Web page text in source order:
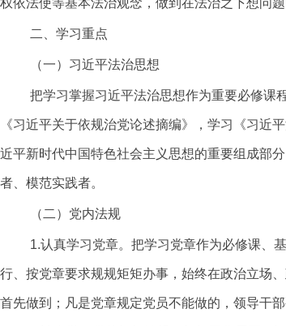
权依法使等基本法治观念，做到在法治之下想问题
二、学习重点
（一）习近平法治思想
把学习掌握习近平法治思想作为重要必修课
《习近平关于依规治党论述摘编》，学习《习近
近平新时代中国特色社会主义思想的重要组成部
者、模范实践者。
（二）党内法规
1.认真学习党章。把学习党章作为必修课、
行、按党章要求规规矩矩办事，始终在政治立场
首先做到；凡是党章规定党员不能做的，领导干部